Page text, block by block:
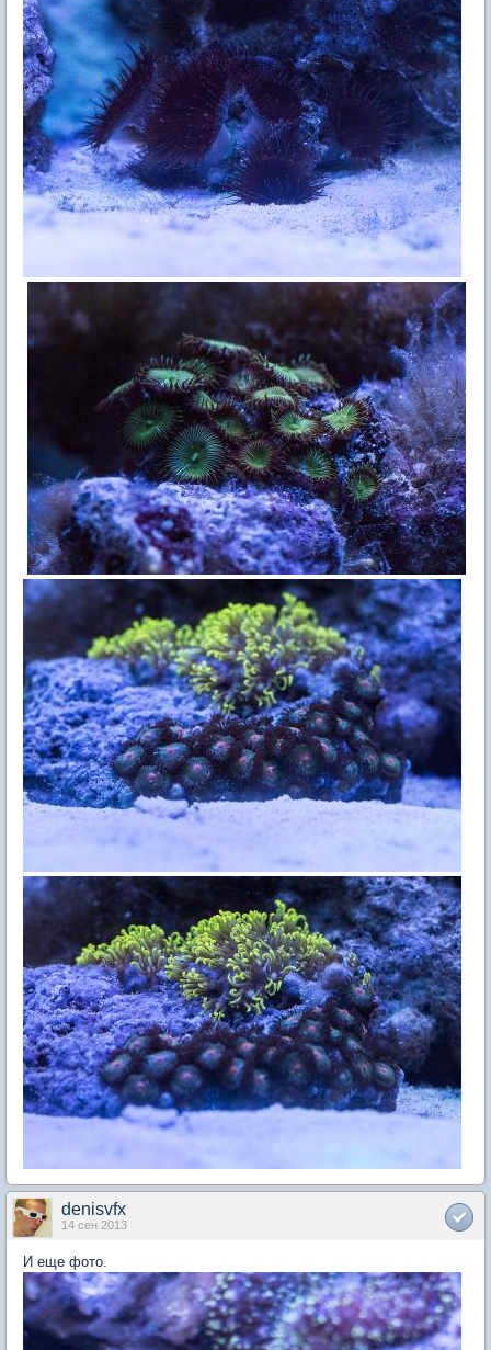
denisvfx
14 сен 2013
И еще фото.